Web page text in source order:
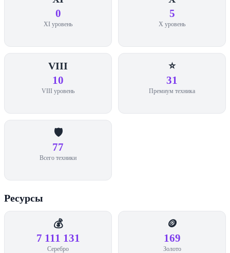
0
XI уровень
5
X уровень
VIII
10
VIII уровень
⭐
31
Премиум техника
🛡️
77
Всего техники
Ресурсы
💰
7 111 131
Серебро
🪙
169
Золото